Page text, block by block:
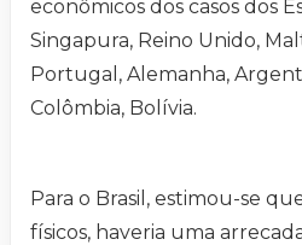
econômicos dos casos dos
Singapura, Reino Unido,
Portugal, Alemanha,
Colômbia, Bolívia.
Para o Brasil, estimou-se
físicos, haveria uma